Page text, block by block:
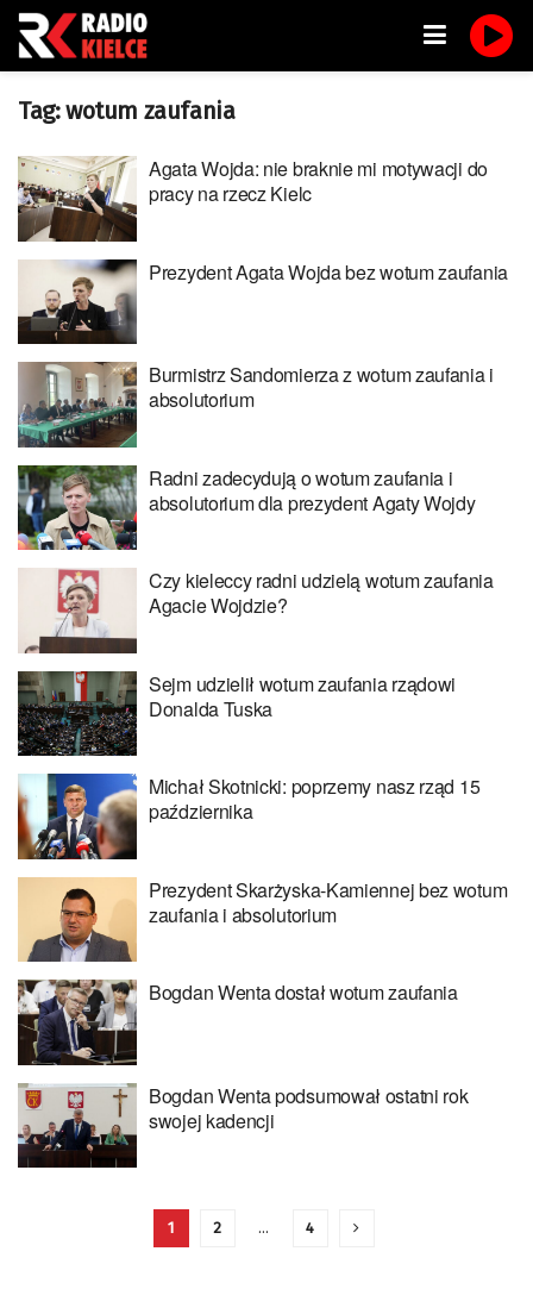
Tag:wotum zaufania
Agata Wojda: nie braknie mi motywacji do
pracy na rzecz Kielc
Prezydent Agata Wojda bez wotum zaufania
Burmistrz Sandomierza z wotum zaufania i
absolutorium
Radni zadecydują o wotum zaufania i
absolutorium dla prezydent Agaty Wojdy
Czy kieleccy radni udzielą wotum zaufania
Agacie Wojdzie?
Sejm udzielił wotum zaufania rządowi
Donalda Tuska
Michał Skotnicki: poprzemy nasz rząd 15
października
Prezydent Skarżyska-Kamiennej bez wotum
zaufania i absolutorium
Bogdan Wenta dostał wotum zaufania
Bogdan Wenta podsumował ostatni rok
swojej kadencji
1 2 … 4